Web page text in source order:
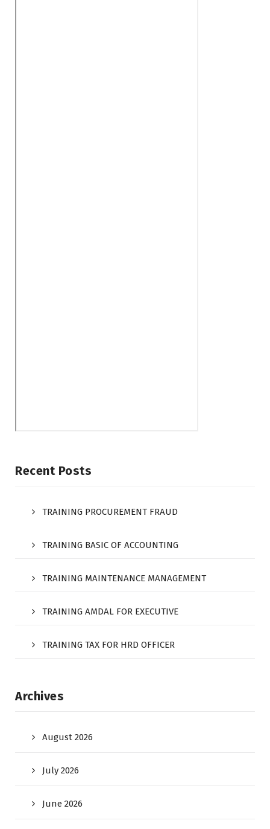
Recent Posts
TRAINING PROCUREMENT FRAUD
TRAINING BASIC OF ACCOUNTING
TRAINING MAINTENANCE MANAGEMENT
TRAINING AMDAL FOR EXECUTIVE
TRAINING TAX FOR HRD OFFICER
Archives
August 2026
July 2026
June 2026